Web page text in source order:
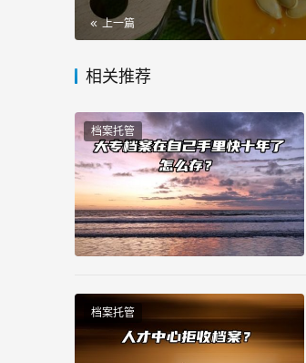
上一篇
相关推荐
档案托管
档案托管